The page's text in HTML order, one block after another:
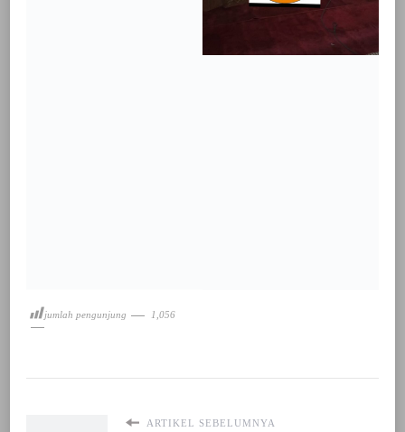
jumlah pengunjung 1,056
ARTIKEL SEBELUMNYA